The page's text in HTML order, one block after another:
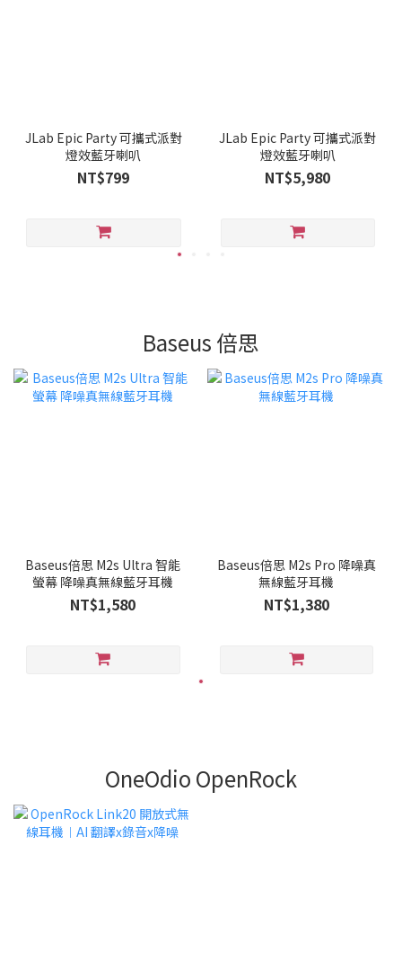
JLab Epic Party 可攜式派對
燈效藍牙喇叭
NT$799
JLab Epic Party 可攜式派對
燈效藍牙喇叭
NT$5,980
Baseus 倍思
Baseus倍思 M2s Ultra 智能
螢幕 降噪真無線藍牙耳機
NT$1,580
Baseus倍思 M2s Pro 降噪真
無線藍牙耳機
NT$1,380
OneOdio OpenRock